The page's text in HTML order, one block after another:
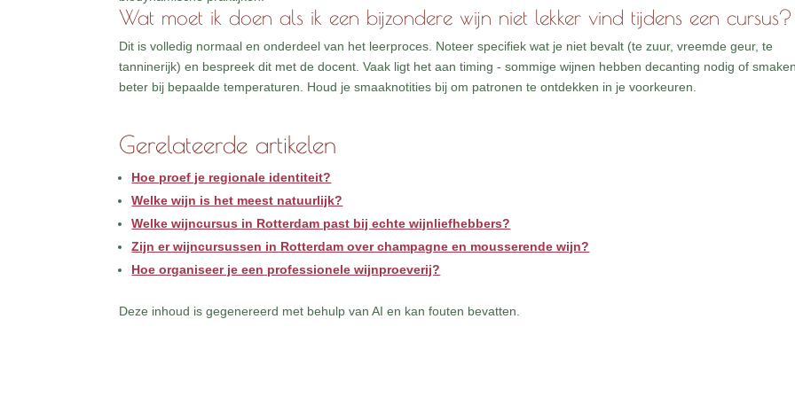
Wat moet ik doen als ik een bijzondere wijn niet lekker vind tijdens een cursus?
Dit is volledig normaal en onderdeel van het leerproces. Noteer specifiek wat je niet bevalt (te zuur, vreemde geur, te
tanninerijk) en bespreek dit met de docent. Vaak ligt het aan timing - sommige wijnen hebben decanting nodig of
beter bij bepaalde temperaturen. Houd je smaaknotities bij om patronen te ontdekken in je voorkeuren.
Gerelateerde artikelen
Hoe proef je regionale identiteit?
Welke wijn is het meest natuurlijk?
Welke wijncursus in Rotterdam past bij echte wijnliefhebbers?
Zijn er wijncursussen in Rotterdam over champagne en mousserende wijn?
Hoe organiseer je een professionele wijnproeverij?
Deze inhoud is gegenereerd met behulp van AI en kan fouten bevatten.